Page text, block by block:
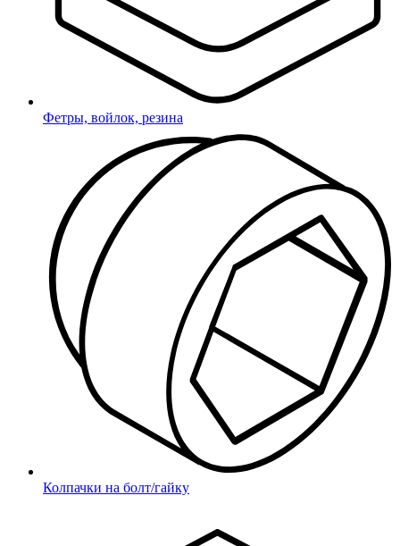
Фетры, войлок, резина
Колпачки на болт/гайку